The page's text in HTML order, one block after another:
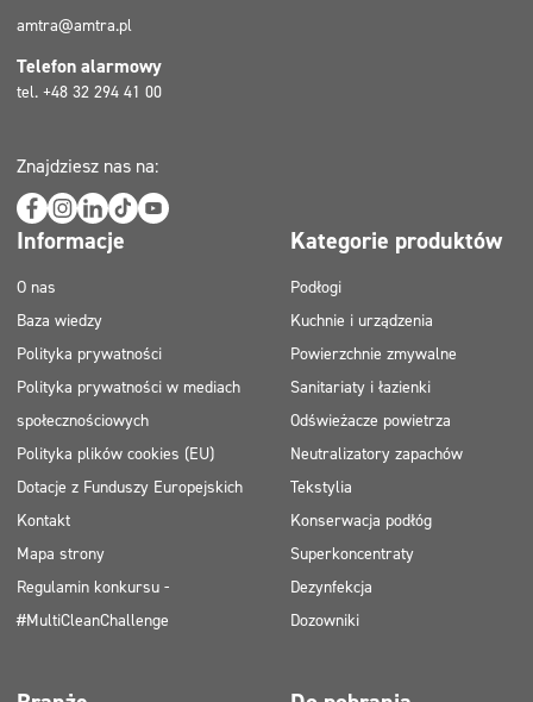
amtra@amtra.pl
Telefon alarmowy
tel. +48 32 294 41 00
Znajdziesz nas na:
Informacje
O nas
Baza wiedzy
Polityka prywatności
Polityka prywatności w mediach
społecznościowych
Polityka plików cookies (EU)
Dotacje z Funduszy Europejskich
Kontakt
Mapa strony
Regulamin konkursu -
#MultiCleanChallenge
Kategorie produktów
Podłogi
Kuchnie i urządzenia
Powierzchnie zmywalne
Sanitariaty i łazienki
Odświeżacze powietrza
Neutralizatory zapachów
Tekstylia
Konserwacja podłóg
Superkoncentraty
Dezynfekcja
Dozowniki